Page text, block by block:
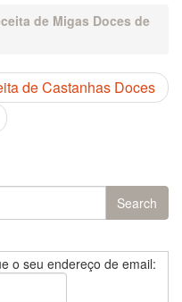
de Migas Doces de
de Castanhas Doces
Search
o seu endereço de email: